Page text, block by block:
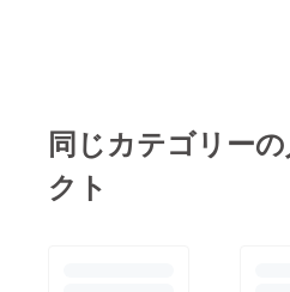
同じカテゴリー
クト